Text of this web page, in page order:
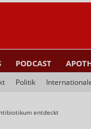
PODCAST
Politik
entdeckt